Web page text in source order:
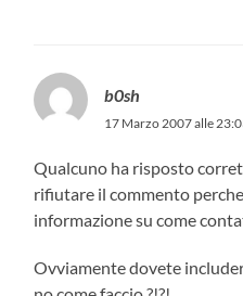
b0sh
17 Marzo 2007 alle
Qualcuno ha risposto
rifiutare il commento
informazione su come
Ovviamente dovete